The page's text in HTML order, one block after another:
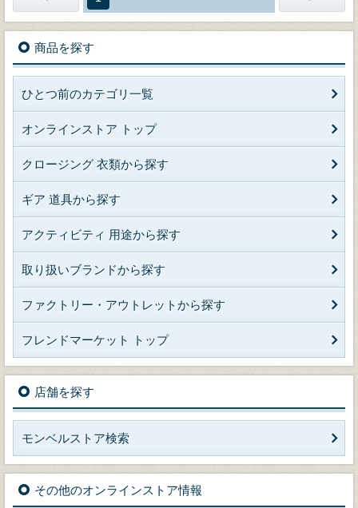
商品を探す
ひとつ前のカテゴリ一覧
オンラインストア トップ
クロージング 衣類から探す
ギア 道具から探す
アクティビティ 用途から探す
取り扱いブランドから探す
ファクトリー・アウトレットから探す
フレンドマーケット トップ
店舗を探す
モンベルストア検索
その他のオンラインストア情報